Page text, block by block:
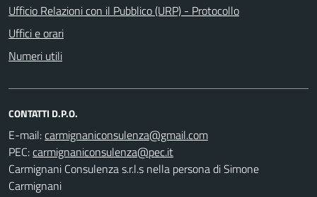
Ufficio Relazioni con il Pubblico (URP) - Protocollo
Uffici e orari
Numeri utili
CONTATTI D.P.O.
E-mail:
PEC:
Carmignani Consulenza s.r.l.s nella persona di Simone
Carmignani